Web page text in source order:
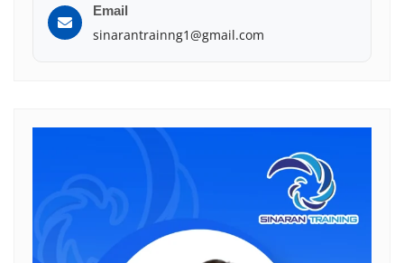
Email
sinarantrainng1@gmail.com